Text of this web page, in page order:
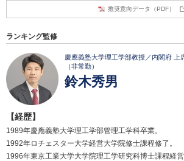
推奨意向データ（PDF）
ランキング監修
慶應義塾大学理工学部教授／内閣府 上
（非常勤）
鈴木秀男
【経歴】
1989年慶應義塾大学理工学部管理工学科卒業。
1992年ロチェスター大学経営大学院修士課程修了。
1996年東京工業大学大学院理工学研究科博士課程経